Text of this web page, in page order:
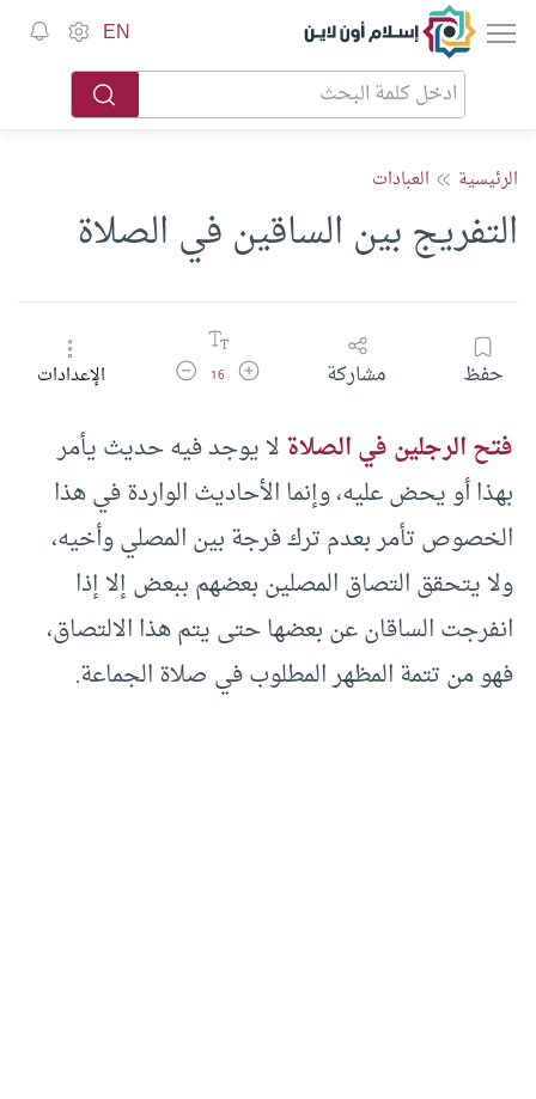
إسلام أون لاين EN
الرئيسية العبادات
التفريج بين الساقين في الصلاة
حفظ مشاركة زيادة حجم الخط
16 تقليل حجم الخطالإعدادات
فتح الرجلين في الصلاةلا يوجد فيه حديث يأمر
بهذا أو يحض عليه، وإنما الأحاديث الواردة في هذا
الخصوص تأمر بعدم ترك فرجة بين المصلي وأخيه،
ولا يتحقق التصاق المصلين بعضهم ببعض إلا إذا
انفرجت الساقان عن بعضها حتى يتم هذا الالتصاق،
فهو من تتمة المظهر المطلوب في صلاة الجماعة.